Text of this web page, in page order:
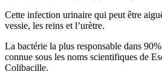
Cette infection urinaire qui peut être
vessie, les reins et l’urètre.
La bactérie la plus responsable dans
connue sous les noms scientifiques de
Colibacille.